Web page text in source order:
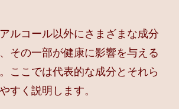
ルコール以外にさまざまな成分
その一部が健康に影響を与える
ここでは代表的な成分とそれら
すく説明します。